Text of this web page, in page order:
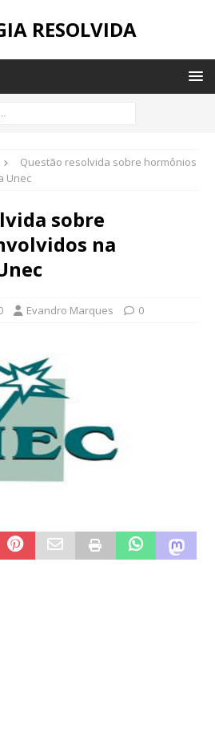
RESOLVIDA
Questão resolvida sobre hormônios
Unec
sobre
na
Evandro Marques 0